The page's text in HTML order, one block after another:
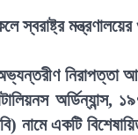
স্বরাষ্ট্র
নিরাপত্তা
অর্ডিন্যান্স,
নামে একটি